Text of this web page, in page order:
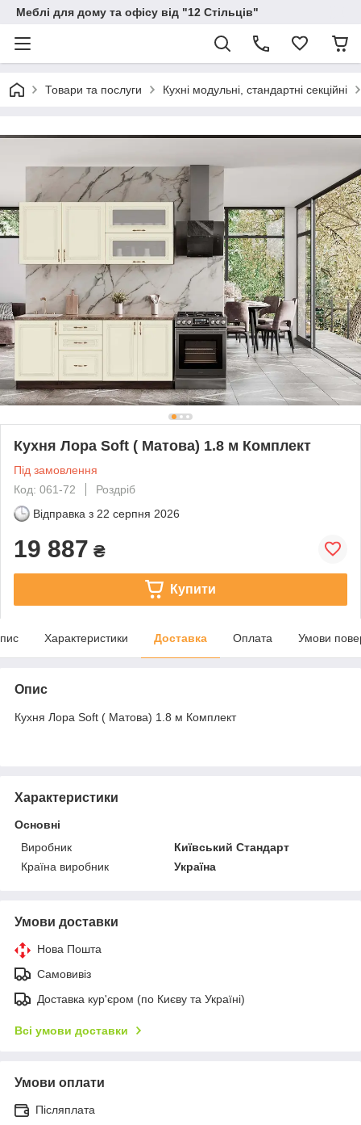
Меблі для дому та офісу від "12 Стільців"
Товари та послуги Кухні модульні, стандартні секційні
Кухня Лора Soft ( Матова) 1.8 м Комплект
Під замовлення
Код: 061-72
Роздріб
Відправка з 22 серпня 2026
19 887 ₴
Купити
Характеристики Доставка Оплата Умови
Опис
Кухня Лора Soft ( Матова) 1.8 м Комплект
Характеристики
Основні
Виробник
Київський Стандарт
Країна виробник
Україна
Умови доставки
Нова Пошта
Самовивіз
Доставка кур'єром (по Києву та Україні)
Всі умови доставки
Умови оплати
Післяплата